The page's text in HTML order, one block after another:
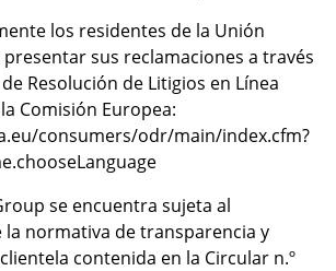
los residentes de la Unión
sus reclamaciones a través
Resolución de Litigios en Línea
Comisión Europea:
consumers/odr/main/index.cfm?
se encuentra sujeta al
normativa de transparencia y
contenida en la Circular n.º